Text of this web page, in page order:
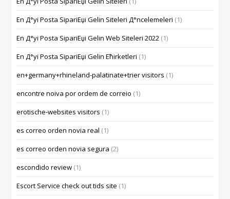
En Д°yi Posta SipariЕџi Gelin Siteleri Д°ncelemeleri (1)
En Д°yi Posta SipariЕџi Gelin Web Siteleri 2022 (1)
En Д°yi Posta SipariЕџi Gelin Ећirketleri (1)
en+germany+rhineland-palatinate+trier visitors (1)
encontre noiva por ordem de correio (1)
erotische-websites visitors (1)
es correo orden novia real (1)
es correo orden novia segura (2)
escondido review (1)
Escort Service check out tids site (1)